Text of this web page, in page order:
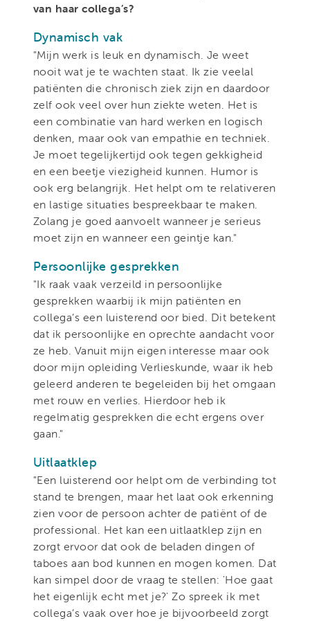
van haar collega’s?
Dynamisch vak
"Mijn werk is leuk en dynamisch. Je weet
nooit wat je te wachten staat. Ik zie veelal
patiënten die chronisch ziek zijn en daardoor
zelf ook veel over hun ziekte weten. Het is
een combinatie van hard werken en logisch
denken, maar ook van empathie en techniek.
Je moet tegelijkertijd ook tegen gekkigheid
en een beetje viezigheid kunnen. Humor is
ook erg belangrijk. Het helpt om te relativeren
en lastige situaties bespreekbaar te maken.
Zolang je goed aanvoelt wanneer je serieus
moet zijn en wanneer een geintje kan."
Persoonlijke gesprekken
"Ik raak vaak verzeild in persoonlijke
gesprekken waarbij ik mijn patiënten en
collega’s een luisterend oor bied. Dit betekent
dat ik persoonlijke en oprechte aandacht voor
ze heb. Vanuit mijn eigen interesse maar ook
door mijn opleiding Verlieskunde, waar ik heb
geleerd anderen te begeleiden bij het omgaan
met rouw en verlies. Hierdoor heb ik
regelmatig gesprekken die echt ergens over
gaan."
Uitlaatklep
"Een luisterend oor helpt om de verbinding tot
stand te brengen, maar het laat ook erkenning
zien voor de persoon achter de patiënt of de
professional. Het kan een uitlaatklep zijn en
zorgt ervoor dat ook de beladen dingen of
taboes aan bod kunnen en mogen komen. Dat
kan simpel door de vraag te stellen: 'Hoe gaat
het eigenlijk echt met je?' Zo spreek ik met
collega’s vaak over hoe je bijvoorbeeld zorgt